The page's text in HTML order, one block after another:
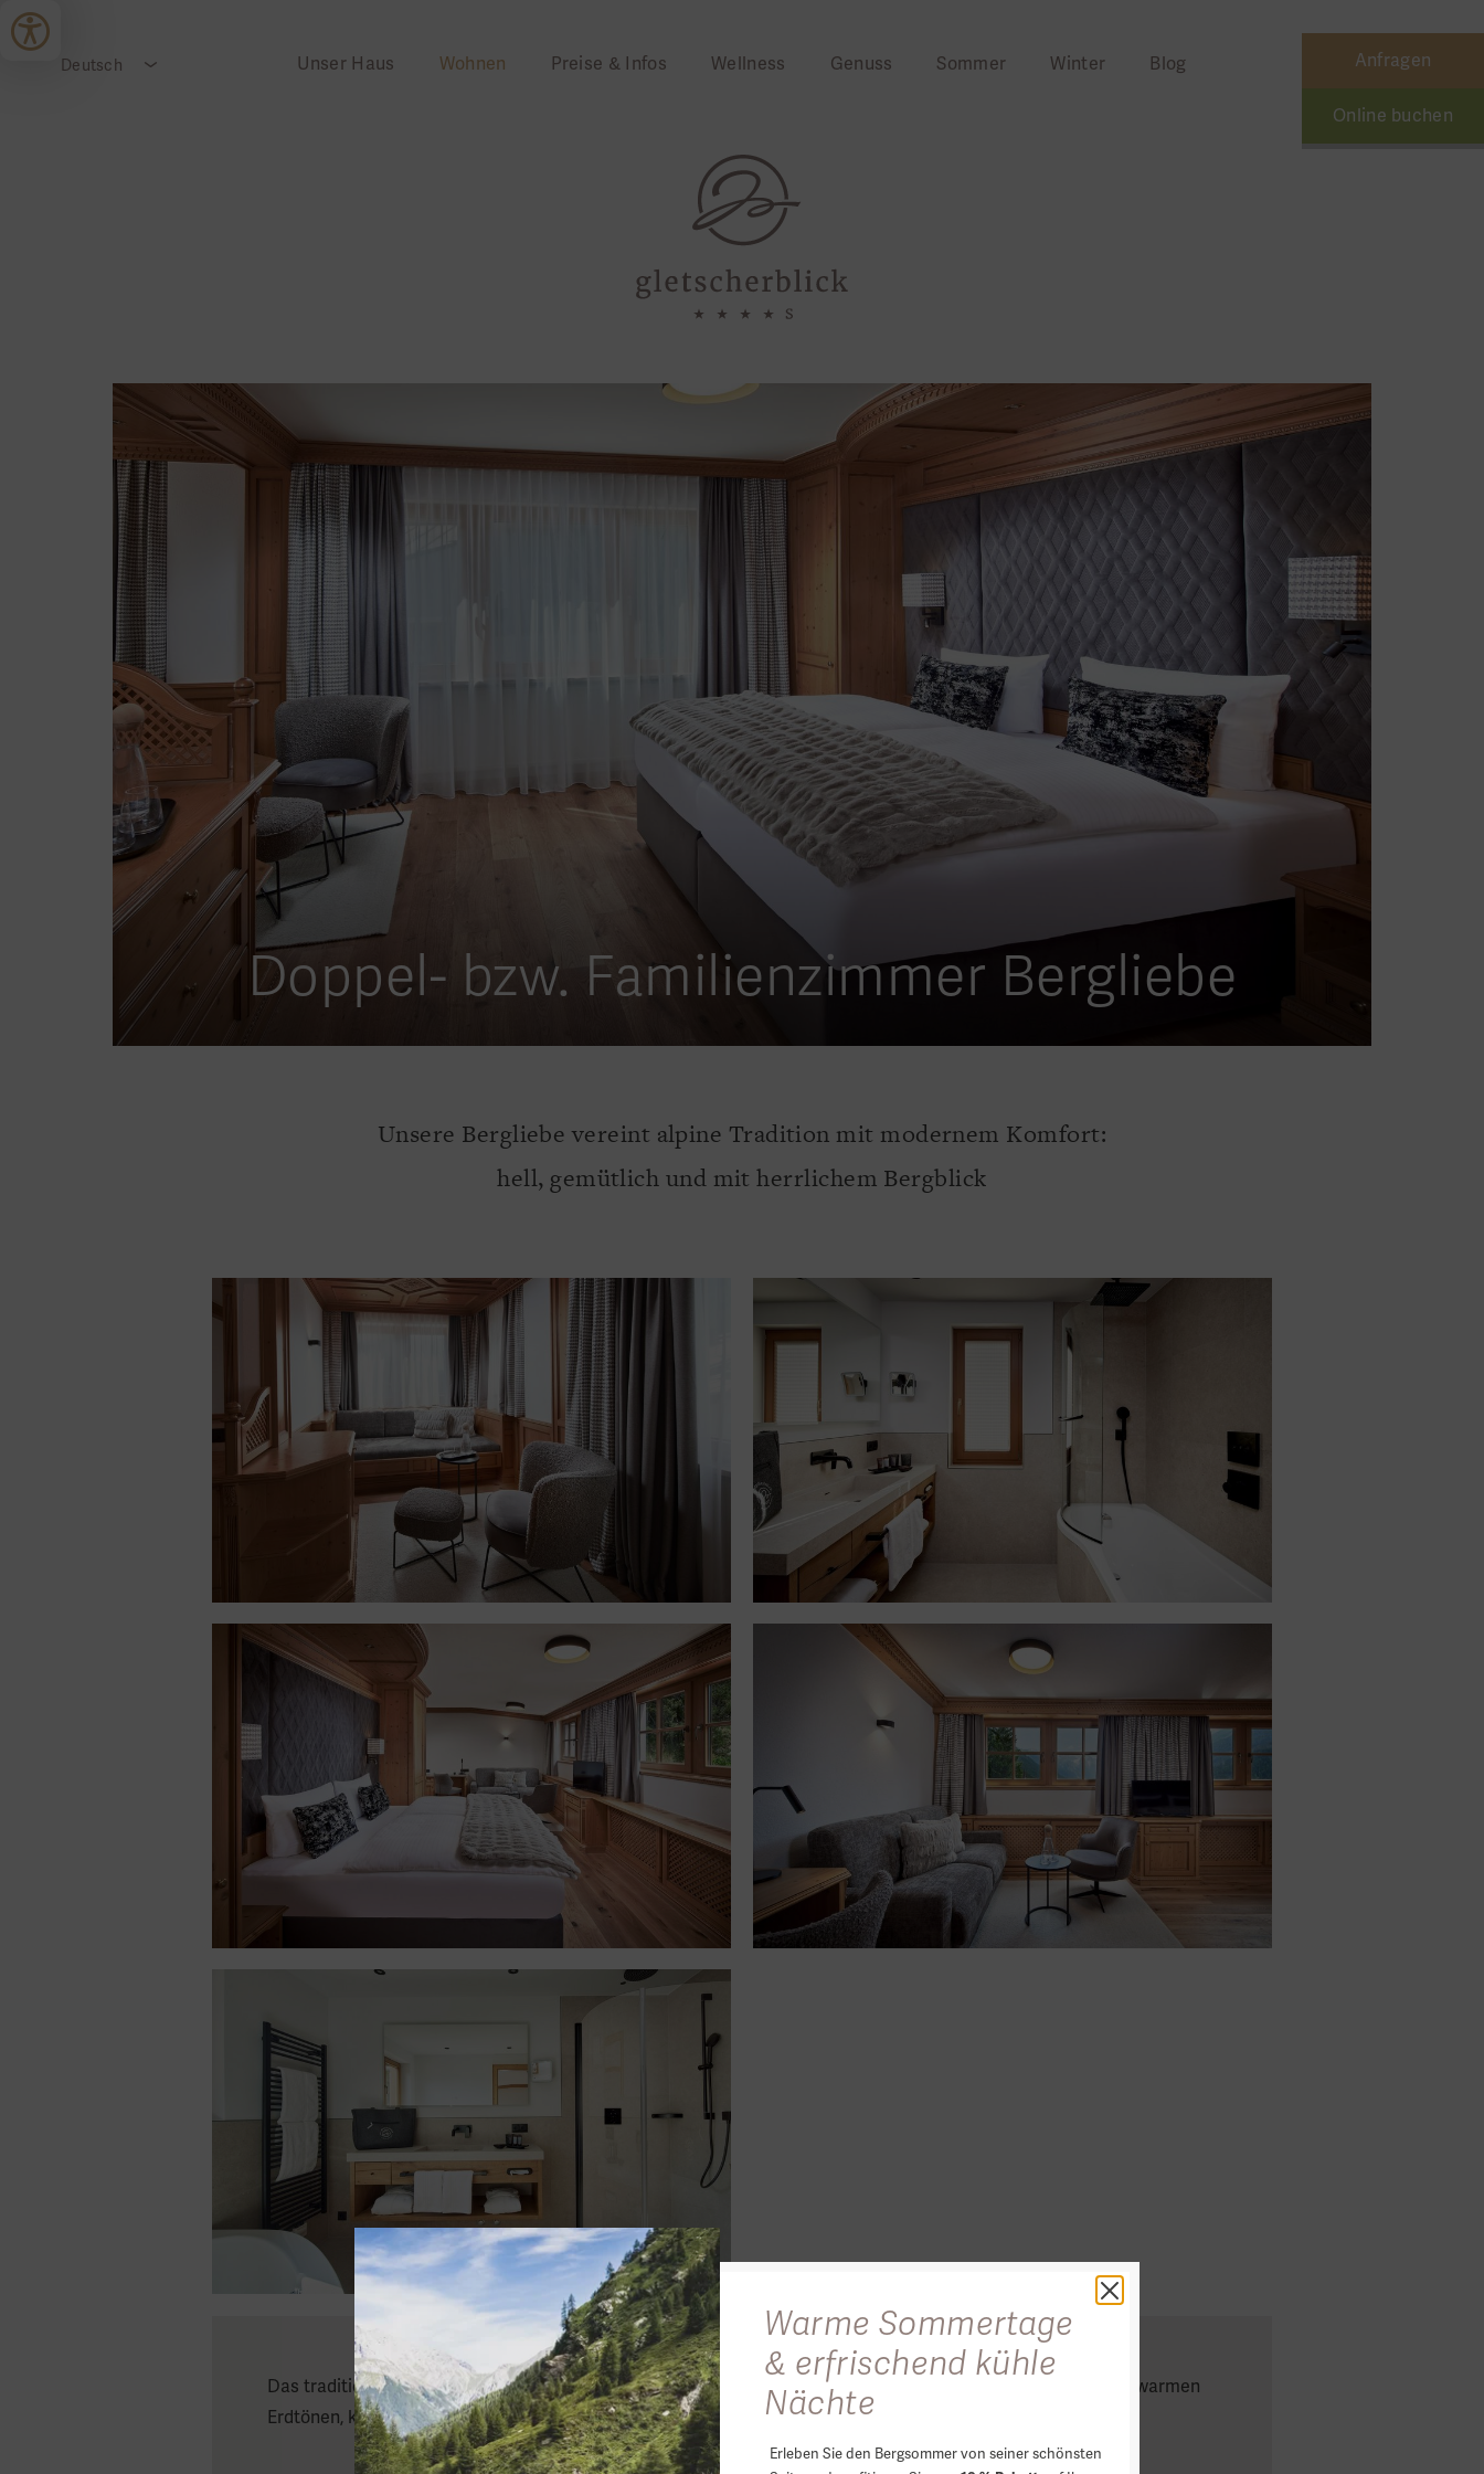
Warme Sommertage
& erfrischend kühle
Nächte
Erleben Sie den Bergsommer von seiner schönsten
Unser Haus Wohnen Preise & Infos Wellness Genuss Sommer Winter Blog
Deutsch Anfragen
Online buchen
Doppel- bzw. Familienzimmer Bergliebe
Unsere Bergliebe vereint alpine Tradition mit modernem Komfort:
hell, gemütlich und mit herrlichem Bergblick
Das traditionelle Maßmobiliar bildet den authentischen Rahmen, während Holzboden, ausgewählte Stoffe in warmen
Erdtönen, komfortable Boxspringbetten und ein stilvolles Bad für modernen Wohnkomfort sorgen.